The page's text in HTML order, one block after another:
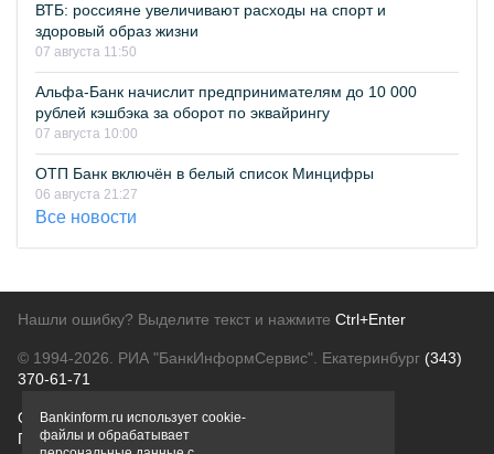
ВТБ: россияне увеличивают расходы на спорт и
здоровый образ жизни
07 августа 11:50
Альфа-Банк начислит предпринимателям до 10 000
рублей кэшбэка за оборот по эквайрингу
07 августа 10:00
ОТП Банк включён в белый список Минцифры
06 августа 21:27
Все новости
Нашли ошибку? Выделите текст и нажмите Ctrl+Enter
© 1994-2026. РИА "БанкИнформСервис". Екатеринбург (343)
370-61-71
О проектеПолитика конфиденциальности
Правовая информацияДля рекламодателей
Bankinform.ru использует cookie-
файлы и обрабатывает